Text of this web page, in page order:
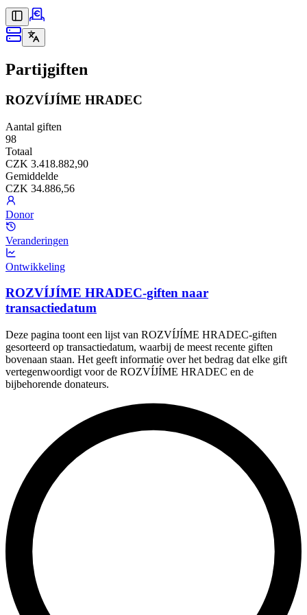
Partijgiften
ROZVÍJÍME HRADEC
Aantal giften
98
Totaal
CZK 3.418.882,90
Gemiddelde
CZK 34.886,56
Donor
Veranderingen
Ontwikkeling
ROZVÍJÍME HRADEC-giften naar
transactiedatum
Deze pagina toont een lijst van ROZVÍJÍME HRADEC-giften
gesorteerd op transactiedatum, waarbij de meest recente giften
bovenaan staan. Het geeft informatie over het bedrag dat elke gift
vertegenwoordigt voor de ROZVÍJÍME HRADEC en de
bijbehorende donateurs.